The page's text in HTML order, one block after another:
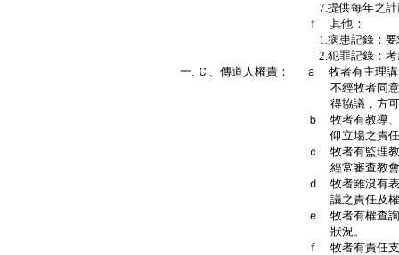
7.提供每年之計劃
ｆ 其他：
1.病患記錄：要求交出
2.犯罪記錄：考慮其背景
一. Ｃ、傳道人權責： ａ 牧者有主理講
不經牧者同意擅自聘請講
得協議，方可進行聘
ｂ 牧者有教導、解釋本教
仰立場之責任及權
ｃ 牧者有監理教會所用書
經常審查教會所發表
ｄ 牧者雖沒有表決權，但
議之責任及權利，並負
ｅ 牧者有權查詢教會財政
狀況。
ｆ 牧者有責任支持教會